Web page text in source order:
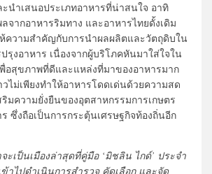
นำเสนอประเภทอาหารที่น่าสนใจ อาทิ
จากอาหารริมทาง และอาหารไทยดั้งเดิม
ความสำคัญกับการนำผลผลิตและวัตถุดิบใน
รุงอาหาร เนื่องจากผู้บริโภคหันมาใส่ใจใน
อสุขภาพที่ดีและแหล่งที่มาของอาหารมาก
ไม่เพียงทำให้อาหารโดดเด่นด้วยความสด
มความยั่งยืนของอุตสาหกรรมการเกษตร
ซึ่งถือเป็นการกระตุ้นเศรษฐกิจท้องถิ่นอีก
ะเป็นเมืองล่าสุดที่คู่มือ ‘มิชลิน ไกด์’ ประจำ
ข้าไปดำเนินการสำรวจ คัดเลือก และจัด